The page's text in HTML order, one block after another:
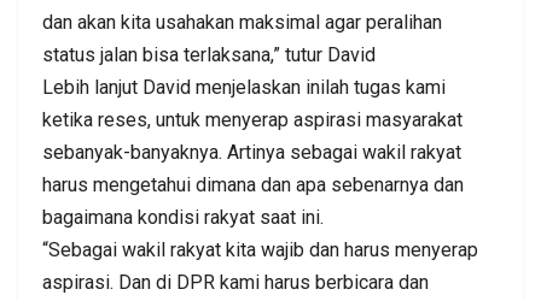
dan akan kita usahakan maksimal agar peralihan
status jalan bisa terlaksana,” tutur David
Lebih lanjut David menjelaskan inilah tugas kami
ketika reses, untuk menyerap aspirasi masyarakat
sebanyak-banyaknya. Artinya sebagai wakil rakyat
harus mengetahui dimana dan apa sebenarnya dan
bagaimana kondisi rakyat saat ini.
“Sebagai wakil rakyat kita wajib dan harus menyerap
aspirasi. Dan di DPR kami harus berbicara dan